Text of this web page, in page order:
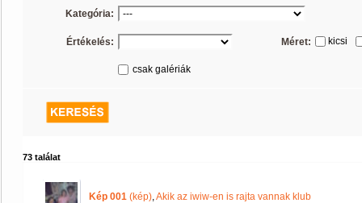
Kategória:
Értékelés: Méret: kicsi
csak galériák
73 találat
Kép 001 (kép),Akik az iwiw-en is rajta vannak klub